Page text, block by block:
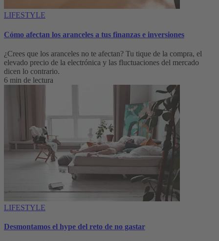
LIFESTYLE
Cómo afectan los aranceles a tus finanzas e inversiones
¿Crees que los aranceles no te afectan? Tu tique de la compra, el
elevado precio de la electrónica y las fluctuaciones del mercado
dicen lo contrario.
6 min de lectura
LIFESTYLE
Desmontamos el hype del reto de no gastar